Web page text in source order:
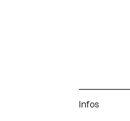
Infos